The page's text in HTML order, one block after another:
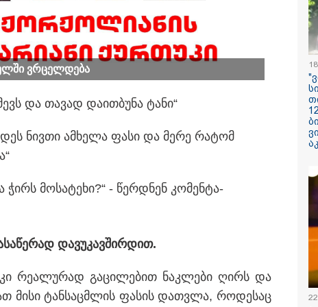
- ჰერაკლიონი
ლარიდან
თბილისი - ბუდაპეშტი
617.20 ლარიდან
თბილისი -
ლარიდან
რას აცხადებს
კობახიძე
ვრცელ­დე­ბა
და თა­ვად და­ით­ბუ­ნა ტანი“
ნივ­თი ამ­ხე­ლა ფასი და მერე რა­ტომ
ჭირს მო­სა­ტე­ხი?“ - წერ­დნენ კო­მენ­ტა­
და­ვუ­კავ­შირ­დით.
რე­ა­ლუ­რად გა­ცი­ლე­ბით ნაკ­ლე­ბი ღირს და
მისი ტან­საც­მლის ფა­სის დათ­ვლა, რო­დე­საც